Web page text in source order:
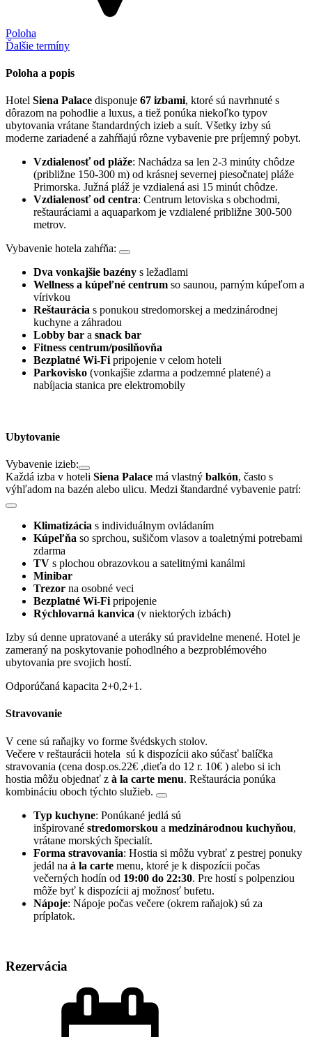
Poloha
Ďalšie termíny
Poloha a popis
Hotel Siena Palace disponuje 67 izbami, ktoré sú navrhnuté s
dôrazom na pohodlie a luxus, a tiež ponúka niekoľko typov
ubytovania vrátane štandardných izieb a suít. Všetky izby sú
moderne zariadené a zahŕňajú rôzne vybavenie pre príjemný pobyt.
Vzdialenosť od pláže: Nachádza sa len 2-3 minúty chôdze
(približne 150-300 m) od krásnej severnej piesočnatej pláže
Primorska. Južná pláž je vzdialená asi 15 minút chôdze.
Vzdialenosť od centra: Centrum letoviska s obchodmi,
reštauráciami a aquaparkom je vzdialené približne 300-500
metrov.
Vybavenie hotela zahŕňa:
Dva vonkajšie bazény s ležadlami
Wellness a kúpeľné centrum so saunou, parným kúpeľom a
vírivkou
Reštaurácia s ponukou stredomorskej a medzinárodnej
kuchyne a záhradou
Lobby bar a snack bar
Fitness centrum/posilňovňa
Bezplatné Wi-Fipripojenie v celom hoteli
Parkovisko (vonkajšie zdarma a podzemné platené) a
nabíjacia stanica pre elektromobily
Ubytovanie
Vybavenie izieb:
Každá izba v hoteli Siena Palace má vlastný balkón, často s
výhľadom na bazén alebo ulicu. Medzi štandardné vybavenie patrí:
Klimatizácia s individuálnym ovládaním
Kúpeľňa so sprchou, sušičom vlasov a toaletnými potrebami
zdarma
TV s plochou obrazovkou a satelitnými kanálmi
Minibar
Trezor na osobné veci
Bezplatné Wi-Fi pripojenie
Rýchlovarná kanvica (v niektorých izbách)
Izby sú denne upratované a uteráky sú pravidelne menené. Hotel je
zameraný na poskytovanie pohodlného a bezproblémového
ubytovania pre svojich hostí.
Odporúčaná kapacita 2+0,2+1.
Stravovanie
V cene sú raňajky vo forme švédskych stolov.
Večere v reštaurácii hotela sú k dispozícii ako súčasť balíčka
stravovania (cena dosp.os.22€ ,dieťa do 12 r. 10€ ) alebo si ich
hostia môžu objednať z à la carte menu. Reštaurácia ponúka
kombináciu oboch týchto služieb.
Typ kuchyne: Ponúkané jedlá sú
inšpirované stredomorskou a medzinárodnou kuchyňou,
vrátane morských špecialít.
Forma stravovania: Hostia si môžu vybrať z pestrej ponuky
jedál na à la carte menu, ktoré je k dispozícii počas
večerných hodín od 19:00 do 22:30. Pre hostí s polpenziou
môže byť k dispozícii aj možnosť bufetu.
Nápoje: Nápoje počas večere (okrem raňajok) sú za
príplatok.
Rezervácia